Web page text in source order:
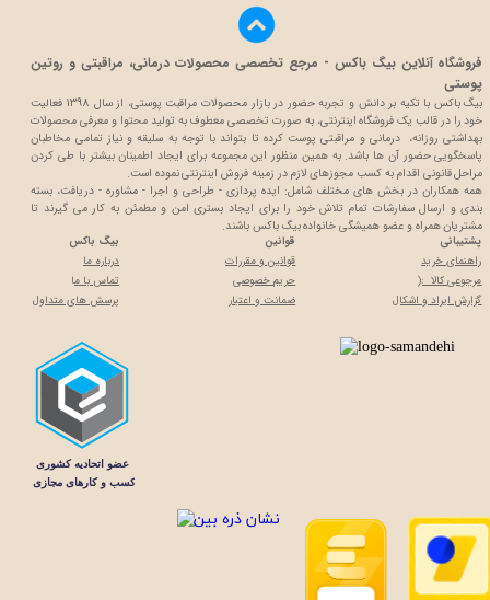
پشتیبانی
راهنمای خرید
مرجوعی کالا :(
گزارش ایراد و اشکال
قوانین
قوانین و مقررات
حریم خصوصی
ضمانت و اعتبار
بیگ باکس
درباره ما
تماس با ما
پرسش های متداول
فروشگاه آنلاین بیگ باکس - مرجع تخصصی محصولات درمانی، مراقبتی و روتین
پوستی
بیگ باکس با تکیه بر دانش و تجربه حضور در بازار محصولات مراقبت پوستی، از سال 1398 فعالیت
خود را در قالب یک فروشگاه اینترنتی، به صورت تخصصی معطوف به تولید محتوا و معرفی محصولات
بهداشتی روزانه، درمانی و مراقبتی پوست کرده تا بتواند با توجه به سلیقه و نیاز تمامی مخاطبان
پاسخگویی حضور آن ها باشد. به همین منظور این مجموعه برای ایجاد اطمینان بیشتر با طی کردن
مراحل قانونی اقدام به کسب مجوزهای لازم در زمینه فروش اینترنتی نموده است.
همه همکاران در بخش های مختلف شامل: ایده پردازی - طراحی و اجرا - مشاوره - دریافت، بسته
بندی و ارسال سفارشات تمام تلاش خود را برای ایجاد بستری امن و مطمئن به کار می گیرند تا
مشتریان همراه و عضو همیشگی خانواده بیگ باکس باشند.